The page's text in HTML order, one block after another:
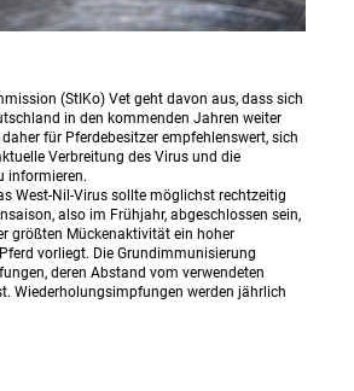
(StIKo) Vet geht davon aus, dass sich
in den kommenden Jahren weiter
für Pferdebesitzer empfehlenswert, sich
Verbreitung des Virus und die
informieren.
West-Nil-Virus sollte möglichst rechtzeitig
also im Frühjahr, abgeschlossen sein,
größten Mückenaktivität ein hoher
vorliegt. Die Grundimmunisierung
deren Abstand vom verwendeten
Wiederholungsimpfungen werden jährlich